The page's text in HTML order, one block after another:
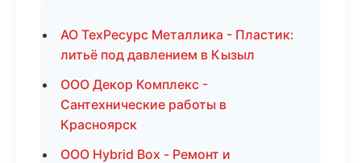
АО ТехРесурс Металлика - Пластик:
литьё под давлением в Кызыл
ООО Декор Комплекс -
Сантехнические работы в
Красноярск
ООО Hybrid Box - Ремонт и